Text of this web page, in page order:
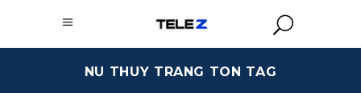
NU THUY TRANG TON TAG